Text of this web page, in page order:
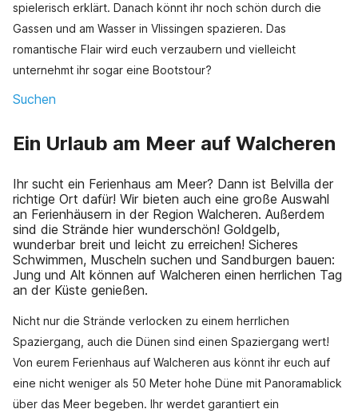
spielerisch erklärt. Danach könnt ihr noch schön durch die
Gassen und am Wasser in Vlissingen spazieren. Das
romantische Flair wird euch verzaubern und vielleicht
unternehmt ihr sogar eine Bootstour?
Suchen
Ein Urlaub am Meer auf Walcheren
Ihr sucht ein Ferienhaus am Meer? Dann ist Belvilla der
richtige Ort dafür! Wir bieten auch eine große Auswahl
an Ferienhäusern in der Region Walcheren. Außerdem
sind die Strände hier wunderschön! Goldgelb,
wunderbar breit und leicht zu erreichen! Sicheres
Schwimmen, Muscheln suchen und Sandburgen bauen:
Jung und Alt können auf Walcheren einen herrlichen Tag
an der Küste genießen.
Nicht nur die Strände verlocken zu einem herrlichen
Spaziergang, auch die Dünen sind einen Spaziergang wert!
Von eurem Ferienhaus auf Walcheren aus könnt ihr euch auf
eine nicht weniger als 50 Meter hohe Düne mit Panoramablick
über das Meer begeben. Ihr werdet garantiert ein